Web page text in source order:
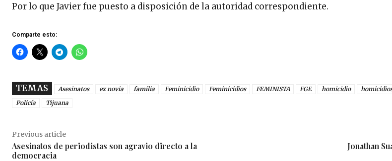
Por lo que Javier fue puesto a disposición de la autoridad correspondiente.
Comparte esto:
TEMAS Asesinatos ex novia familia Feminicidio Feminicidios FEMINISTA FGE homicidio
Policía
Tijuana
Previous article
Asesinatos de periodistas son agravio directo a la
democracia
Jonathan